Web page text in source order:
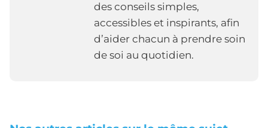
des conseils simples,
accessibles et inspirants, afin
d’aider chacun à prendre soin
de soi au quotidien.